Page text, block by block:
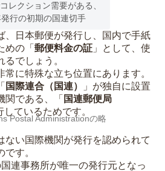
連切手の買取なら実績豊富な
レクション需要がある、
行の初期の国連切手
、日本郵便が発行し、国内で手紙
めの「 郵便料金の証 」として、使
でしょう。
常に特殊な立ち位置にあります。
国際連合（国連）
」が独自に設置
関である、「 国連郵便局
しているためです。
Postal Administrationの略
ない国際機関が発行を認められて
す。
連事務所が唯一の発行元となっ